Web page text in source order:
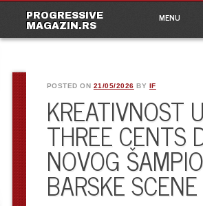
PROGRESSIVE
MAGAZIN.RS
Main
menu
content
MENU
POSTED ON 21/05/2026 BY IF
KREATIVNOST
THREE CENTS
NOVOG
BARSKE SCENE